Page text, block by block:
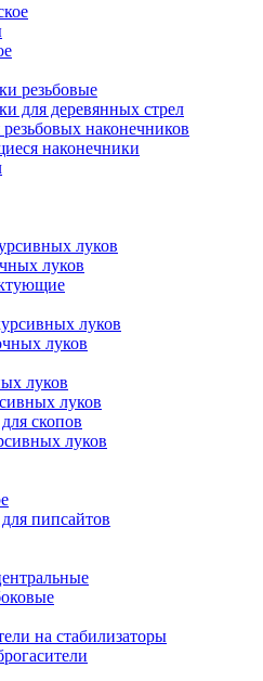
резьбовые
для деревянных стрел
наконечников
наконечники
луков
луков
луков
луков
луков
луков
скопов
луков
пипсайтов
на стабилизаторы